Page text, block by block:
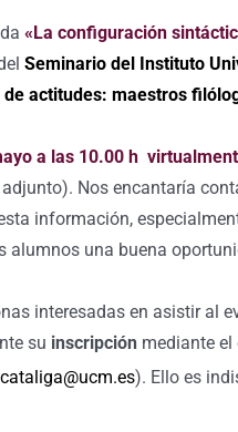
«La configuración
Seminario del Instituto
actitudes: maestros
a las 10.00 h
Nos encantaría
información,
alumnos una buena
interesadas en asistir al
su inscripción mediante el
cataliga@ucm.es). Ello es